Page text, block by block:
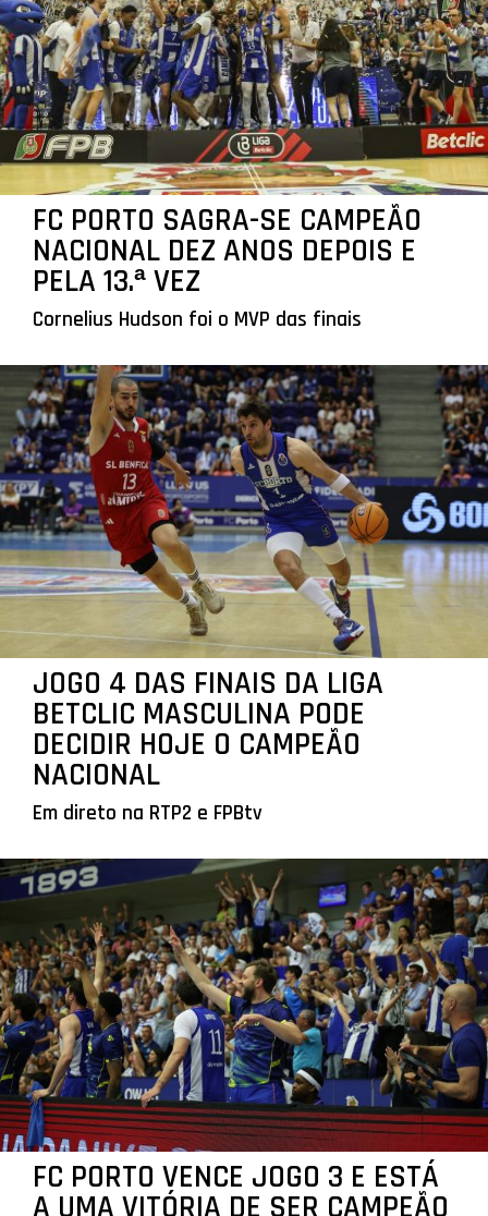
FC PORTO SAGRA-SE CAMPEÃO
NACIONAL DEZ ANOS DEPOIS E
PELA 13.ª VEZ
Cornelius Hudson foi o MVP das finais
JOGO 4 DAS FINAIS DA LIGA
BETCLIC MASCULINA PODE
DECIDIR HOJE O CAMPEÃO
NACIONAL
Em direto na RTP2 e FPBtv
FC PORTO VENCE JOGO 3 E ESTÁ
A UMA VITÓRIA DE SER CAMPEÃO